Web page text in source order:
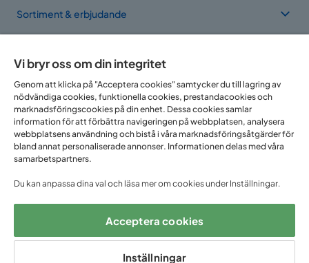
Sortiment & erbjudande
Vi finns i flera länder
Följ oss på:
Vi bryr oss om din integritet
Genom att klicka på "Acceptera cookies" samtycker du till lagring av
nödvändiga cookies, funktionella cookies, prestandacookies och
marknadsföringscookies på din enhet. Dessa cookies samlar
information för att förbättra navigeringen på webbplatsen, analysera
webbplatsens användning och bistå i våra marknadsföringsåtgärder för
bland annat personaliserade annonser. Informationen delas med våra
samarbetspartners.
Du kan anpassa dina val och läsa mer om cookies under Inställningar.
Acceptera cookies
Inställningar